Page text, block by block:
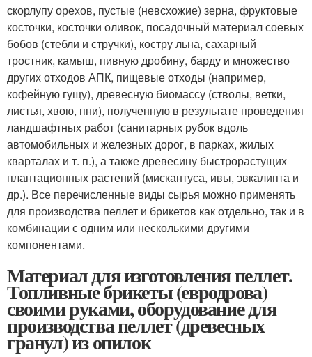
скорлупу орехов, пустые (невсхожие) зерна, фруктовые
косточки, косточки оливок, посадочный материал соевых
бобов (стебли и стручки), костру льна, сахарный
тростник, камыш, пивную дробину, барду и множество
других отходов АПК, пищевые отходы (например,
кофейную гущу), древесную биомассу (стволы, ветки,
листья, хвою, пни), полученную в результате проведения
ландшафтных работ (санитарных рубок вдоль
автомобильных и железных дорог, в парках, жилых
кварталах и т. п.), а также древесину быстрорастущих
плантационных растений (мискантуса, ивы, эвкалипта и
др.). Все перечисленные виды сырья можно применять
для производства пеллет и брикетов как отдельно, так и в
комбинации с одним или несколькими другими
компонентами.
Материал для изготовления пеллет.
Топливные брикеты (евродрова)
своими руками, оборудование для
производства пеллет (древесных
гранул) из опилок